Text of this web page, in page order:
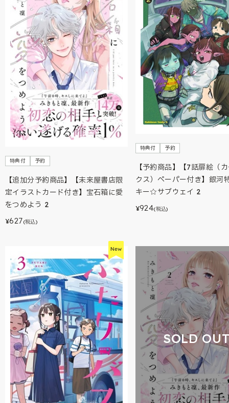
特典付 予約
【追加分予約商品】【未来屋書店限
定イラストカード付き】宝石箱に愛
をつめよう 2
¥627(税込)
特典付 予約
【予約商品】【7話扉絵（
クス）ペーパー付き】銀河
キー☆サブウェイ 2
¥924(税込)
SOLD